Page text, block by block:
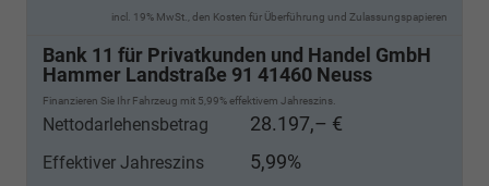
incl. 19% MwSt., den Kosten für Überführung und Zulassungspapieren
Bank 11 für Privatkunden und Handel GmbH
Hammer Landstraße 91 41460 Neuss
Finanzieren Sie Ihr Fahrzeug mit 5,99% effektivem Jahreszins.
Nettodarlehensbetrag 28.197,– €
Effektiver Jahreszins 5,99%